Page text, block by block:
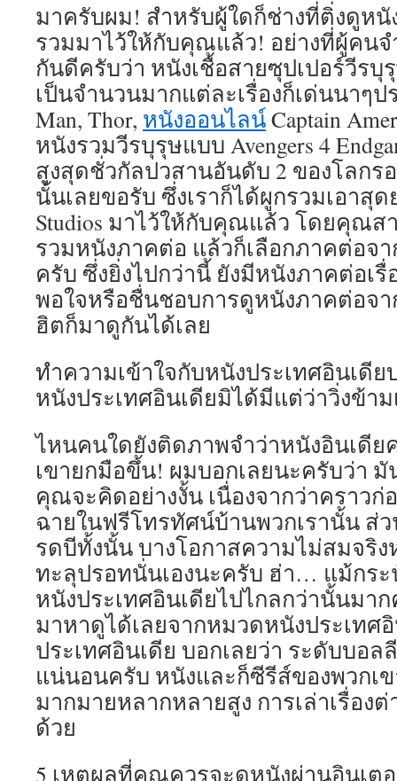
มาครับผม! สำหรับผู้ใดก็ช่างที่ติ่งดูหนั
รวมมาไว้ให้กับคุณแล้ว! อย่างที่ผู้คน
กันดีครับว่า หนังเชื้อสายซุปเปอร์วีรบุ
เป็นจำนวนมากแต่ละเรื่องก็เด่นนาๆป
Man, Thor, หนังออนไลน์Captain
หนังรวมวีรบุรุษแบบ Avengers 4
สูงสุดชั่วกัลปวสานอันดับ 2 ของโลกรอ
นั้นเลยขอรับ ซึ่งเราก็ได้ผูกรวมเอาสุ
Studios มาไว้ให้กับคุณแล้ว โดยคุณส
รวมหนังภาคต่อ แล้วก็เลือกภาคต่อจา
ครับ ซึ่งยิ่งไปกว่านี้ ยังมีหนังภาคต่อเ
พอใจหรือชื่นชอบการดูหนังภาคต่อจ
ฮิตก็มาดูกันได้เลย
ทำความเข้าใจกับหนังประเทศอินเดี
หนังประเทศอินเดียมิได้มีแต่ว่าวิ่งข้า
ไหนคนใดยังติดภาพจำว่าหนังอินเดีย
เขายกมือขึ้น! ผมบอกเลยนะครับว่า
คุณจะคิดอย่างงั้น เนื่องจากว่าคราวก่
ฉายในฟรีโทรทัศน์บ้านพวกเรานั้น ส่
รดบีทั้งนั้น บางโอกาสความไม่สมจริ
ทะลุปรอทนั่นเองนะครับ ฮ่า… แม้กร
หนังประเทศอินเดียไปไกลกว่านั้นมา
มาหาดูได้เลยจากหมวดหนังประเทศ
ประเทศอินเดีย บอกเลยว่า ระดับบอล
แน่นอนครับ หนังและก็ซีรีส์ของพวกเ
มากมายหลากหลายสูง การเล่าเรื่อง
ด้วย
5 เหตุผลที่คุณควรจะดูหนังผ่านอินเต